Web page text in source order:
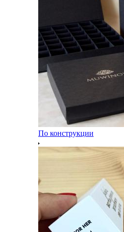
По конструкции